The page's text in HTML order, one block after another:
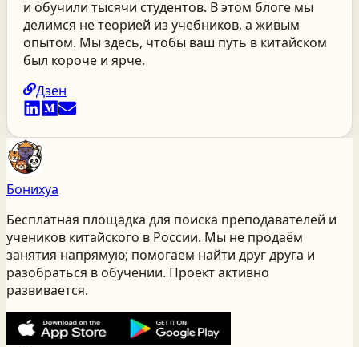
и обучили тысячи студентов. В этом блоге мы
делимся не теорией из учебников, а живым
опытом. Мы здесь, чтобы ваш путь в китайском
был короче и ярче.
Дзен
Бонихуа
Бесплатная площадка для поиска преподавателей и
учеников китайского в России. Мы не продаём
занятия напрямую; помогаем найти друг друга и
разобраться в обучении. Проект активно
развивается.